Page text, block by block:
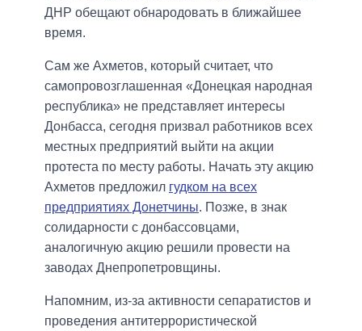
ДНР обещают обнародовать в ближайшее
время.
Сам же Ахметов, который считает, что
самопровозглашенная «Донецкая народная
республика» не представляет интересы
Донбасса, сегодня призвал работников всех
местных предприятий выйти на акции
протеста по месту работы. Начать эту акцию
Ахметов предложил гудком на всех
предприятиях Донетчины. Позже, в знак
солидарности с донбассовцами,
аналогичную акцию решили провести на
заводах Днепропетровщины.
Напомним, из-за активности сепаратистов и
проведения антитеррористической